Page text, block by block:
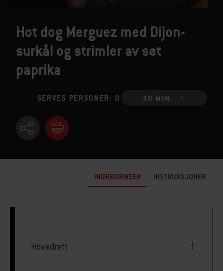
Hot dog Merguez med Dijon-
surkål og strimler av søt
paprika
SERVES PERSONER: 0 30 MIN.
INGREDIENSER INSTRUKSJONER
Hovedrett